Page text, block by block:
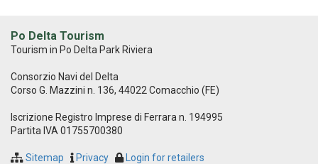
Po Delta Tourism
Tourism in Po Delta Park Riviera
Consorzio Navi del Delta
Corso G. Mazzini n. 136, 44022 Comacchio (FE)
Iscrizione Registro Imprese di Ferrara n. 194995
Partita IVA 01755700380
Sitemap Privacy Login for retailers